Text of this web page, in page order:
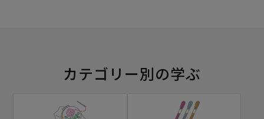
カテゴリー別の学ぶ